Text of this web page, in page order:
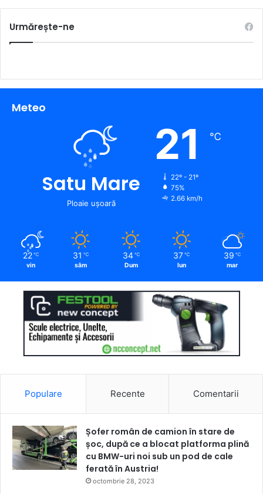
Urmărește-ne
Meteo
Satu Mare
Ploaie ușoară
21 ℃
22º - 21º
75%
2.66 km/h
22 ℃
vin
31 ℃
sâm
34 ℃
Dum
37 ℃
lun
39 ℃
mar
Populare Recente Comentarii
Șofer român de camion în stare de
șoc, după ce a blocat platforma plină
cu BMW-uri noi sub un pod de cale
ferată în Austria!
octombrie 28, 2023